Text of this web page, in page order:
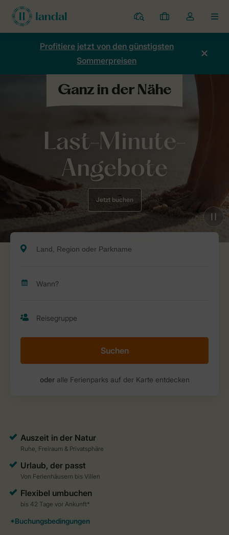
Ferienparks
Meine
Buchungen
Dropdown-
Menü
Kontos
Profitiere jetzt von den günstigsten
Sommerpreisen
Last-Minute-
Angebote
Jetzt buchen
Suchen
oderalle Ferienparks auf der Karte entdecken